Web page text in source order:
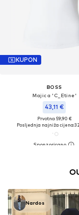
KUPON
BOSS
Majica 'C_Etine'
43,11 €
Prvotno: 59,90 €
Posljednja najniža cijena:
Nardos